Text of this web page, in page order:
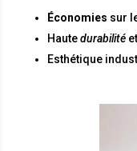
Économies sur
Hautedurabilité
Esthétique